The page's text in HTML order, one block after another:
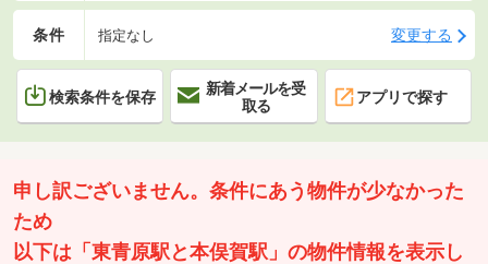
条件 指定なし 変更する
検索条件を保存
新着メールを受
取る
アプリで探す
申し訳ございません。条件にあう物件が少なかった
ため
以下は「東青原駅と本俣賀駅」の物件情報を表示し